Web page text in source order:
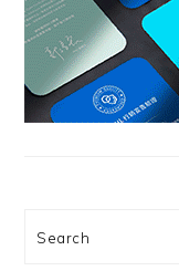
Search